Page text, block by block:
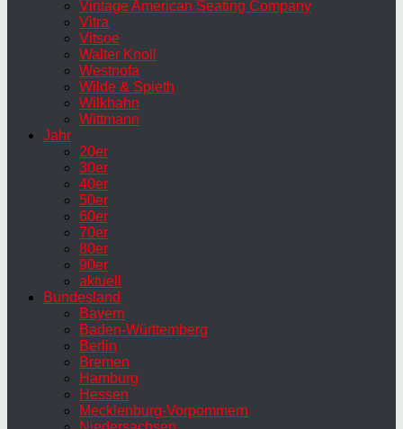
Vintage American Seating Company
Vitra
Vitsoe
Walter Knoll
Westnofa
Wilde & Spieth
Wilkhahn
Wittmann
Jahr
20er
30er
40er
50er
60er
70er
80er
90er
aktuell
Bundesland
Bayern
Baden-Württemberg
Berlin
Bremen
Hamburg
Hessen
Mecklenburg-Vorpommern